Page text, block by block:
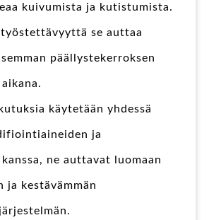
kuivumista ja kutistumista.
työstettävyyttä se auttaa
päällystekerroksen
käytetään yhdessä
ja
ne auttavat luomaan
ja kestävämmän